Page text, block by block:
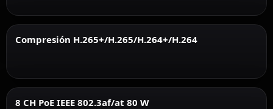
Compresión H.265+/H.265/H.264+/H.264
8 CH PoE IEEE 802.3af/at 80 W